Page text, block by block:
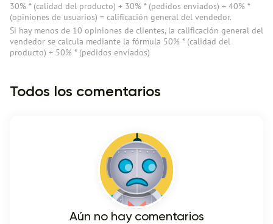
30% * (сalidad del producto) + 30% * (pedidos enviados) + 40% *
(opiniones de usuarios) = calificación general del vendedor.
Si hay menos de 10 opiniones de clientes, la calificación general del
vendedor se calcula mediante la fórmula 50% * (сalidad del
producto) + 50% * (pedidos enviados)
Todos los comentarios
Aún no hay comentarios